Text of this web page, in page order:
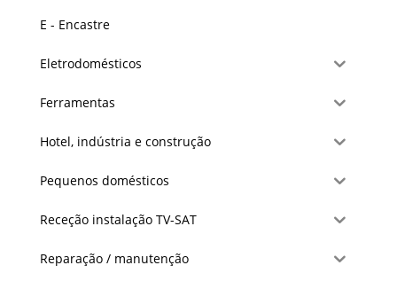
E - Encastre
Eletrodomésticos
Ferramentas
Hotel, indústria e construção
Pequenos domésticos
Receção instalação TV-SAT
Reparação / manutenção